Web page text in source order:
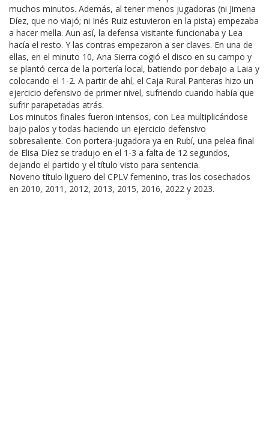
muchos minutos. Además, al tener menos jugadoras (ni Jimena
Díez, que no viajó; ni Inés Ruiz estuvieron en la pista) empezaba
a hacer mella. Aun así, la defensa visitante funcionaba y Lea
hacía el resto. Y las contras empezaron a ser claves. En una de
ellas, en el minuto 10, Ana Sierra cogió el disco en su campo y
se plantó cerca de la portería local, batiendo por debajo a Laia y
colocando el 1-2. A partir de ahí, el Caja Rural Panteras hizo un
ejercicio defensivo de primer nivel, sufriendo cuando había que
sufrir parapetadas atrás.
Los minutos finales fueron intensos, con Lea multiplicándose
bajo palos y todas haciendo un ejercicio defensivo
sobresaliente. Con portera-jugadora ya en Rubí, una pelea final
de Elisa Díez se tradujo en el 1-3 a falta de 12 segundos,
dejando el partido y el título visto para sentencia.
Noveno título liguero del CPLV femenino, tras los cosechados
en 2010, 2011, 2012, 2013, 2015, 2016, 2022 y 2023.